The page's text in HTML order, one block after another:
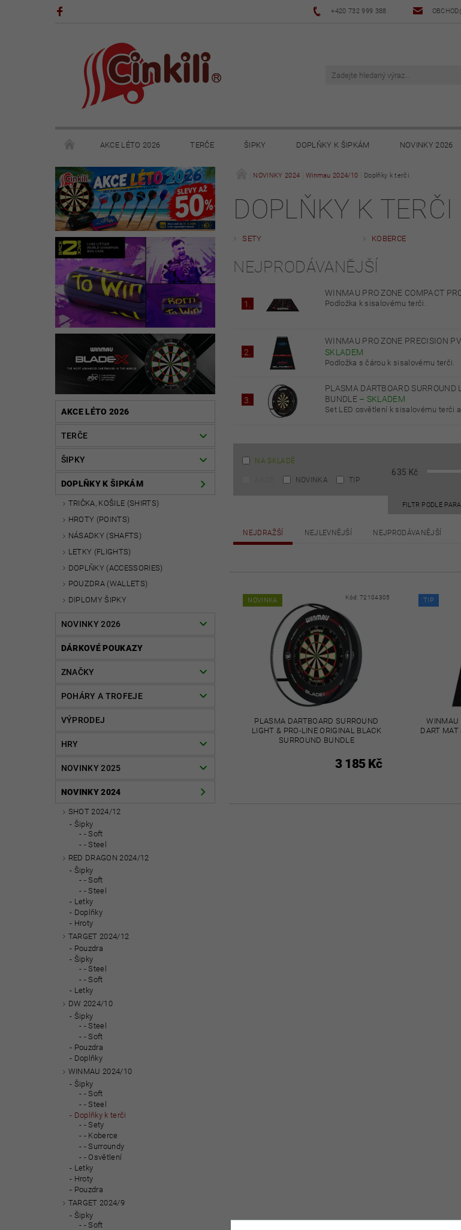
+420 732 999 388
AKCE LÉTO 2026 TERČE ŠIPKY DOPLŇKY K ŠIPKÁM NOVINKY 2026
POHÁRY A TROFEJE VÝPRODEJ HRY NOVINKY 2025 NOVINKY 2024
KONTAKTY NAPIŠTE NÁM OBCHODNÍ PODMÍNKY OCHRANA OSOBNÍCH ÚDAJŮ
AKCE LÉTO 2026
TERČE
ŠIPKY
DOPLŇKY K ŠIPKÁM
TRIČKA, KOŠILE (SHIRTS)
HROTY (POINTS)
NÁSADKY (SHAFTS)
LETKY (FLIGHTS)
DOPLŇKY (ACCESSORIES)
POUZDRA (WALLETS)
DIPLOMY ŠIPKY
NOVINKY 2026
DÁRKOVÉ POUKAZY
ZNAČKY
POHÁRY A TROFEJE
VÝPRODEJ
HRY
NOVINKY 2025
NOVINKY 2024
SHOT 2024/12
Šipky
- Soft
- Steel
RED DRAGON 2024/12
Šipky
- Soft
- Steel
Letky
Doplňky
Hroty
TARGET 2024/12
Pouzdra
Šipky
- Steel
- Soft
Letky
DW 2024/10
Šipky
- Steel
- Soft
Pouzdra
Doplňky
WINMAU 2024/10
Šipky
- Soft
- Steel
Doplňky k terči
- Sety
- Koberce
- Surroundy
- Osvětlení
Letky
Hroty
Pouzdra
TARGET 2024/9
Šipky
- Soft
NOVINKY 2024 Winmau 2024/10 Doplňky k terči
DOPLŇKY K TERČI
SETY KOBERCE
NEJPRODÁVANĚJŠÍ
1.
WINMAU PRO ZONE COMPACT
Podložka k sisalovému terči.
2.
WINMAU PRO ZONE PRECISION
SKLADEM
Podložka s čárou k sisalovému terči.
3.
PLASMA DARTBOARD
BUNDLE – SKLADEM
Set LED osvětlení k sisalovému terči
NA SKLADĚ
NOVINKA TIP
635 Kč
FILTR PODLE
NEJDRAŽŠÍ NEJLEVNĚJŠÍ NEJPRODÁVANĚJŠÍ
NOVINKA Kód: 72104305
PLASMA DARTBOARD SURROUND
LIGHT & PRO-LINE ORIGINAL BLACK
SURROUND BUNDLE
3 185 Kč
TIP
WINMAU
DART MAT